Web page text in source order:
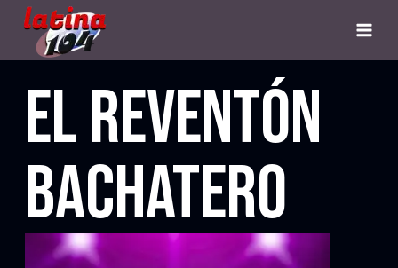
El Reventón
Bachatero